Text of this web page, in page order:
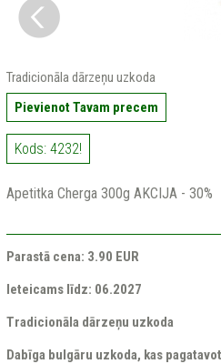
Tradicionāla dārzeņu uzkoda
Pievienot Tavam precem
Kods: 4232!
Apetitka Cherga 300g AKCIJA - 30%
Parastā cena: 3.90 EUR
Ieteicams līdz: 06.2027
Tradicionāla dārzeņu uzkoda
Dabīga bulgāru uzkoda, kas